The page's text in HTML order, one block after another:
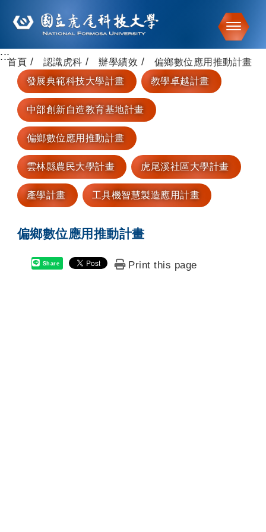
跳到主要內容
:::首頁 認識虎科 辦學績效
偏鄉數位應用推動計畫
發展典範科技大學計畫
教學卓越計畫
中部創新自造教育基地計畫
偏鄉數位應用推動計畫
雲林縣農民大學計畫 虎尾溪社區大學計畫
產學計畫 工具機智慧製造應用計畫
偏鄉數位應用推動計畫
Share Print this page